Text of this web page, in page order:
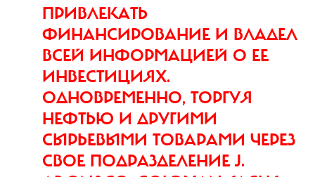
ПРИВЛЕКАТЬ
ФИНАНСИРОВАНИЕ И ВЛАДЕЛ
ВСЕЙ ИНФОРМАЦИЕЙ О ЕЕ
ИНВЕСТИЦИЯХ.
ОДНОВРЕМЕННО, ТОРГУЯ
НЕФТЬЮ И ДРУГИМИ
СЫРЬЕВЫМИ ТОВАРАМИ ЧЕРЕЗ
СВОЕ ПОДРАЗДЕЛЕНИЕ J.